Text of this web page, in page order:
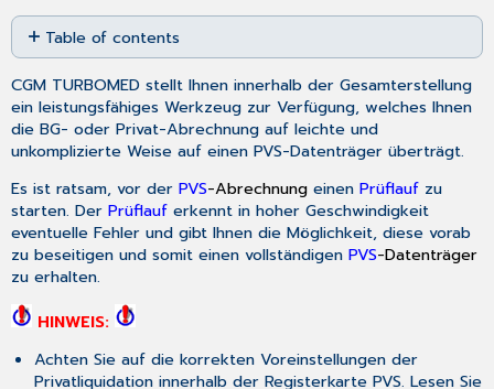
Save
as
PDF
Table of contents
Erstellung
der
letzten
PVS-
Datei
Archivierung
der
PVS-
Abrechnungen
CGM TURBOMED stellt Ihnen innerhalb der Gesamterstellung
ein leistungsfähiges Werkzeug zur Verfügung, welches Ihnen
die BG- oder Privat-Abrechnung auf leichte und
unkomplizierte Weise auf einen PVS-Datenträger überträgt.
Es ist ratsam, vor derPVS-Abrechnung einenPrüflauf zu
starten. DerPrüflauf erkennt in hoher Geschwindigkeit
eventuelle Fehler und gibt Ihnen die Möglichkeit, diese vorab
zu beseitigen und somit einen vollständigenPVS-Datenträger
zu erhalten.
HINWEIS:
Achten Sie auf die korrekten Voreinstellungen der
Privatliquidation innerhalb der Registerkarte PVS. Lesen Sie